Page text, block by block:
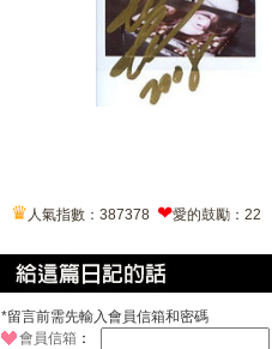
♛ 人氣指數：387378 ❤愛的鼓勵：22
*留言前需先輸入會員信箱和密碼
會員信箱 ：